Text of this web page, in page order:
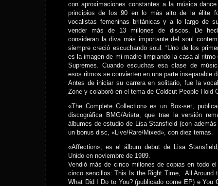
con aproximaciones constantes a la música
principios de los 90 en lo más alto de la élite
vocalistas femeninas británicas y a lo largo de
vender más de 13 millones de discos. De
consideran la diva más importante del soul
siempre creció escuchando soul. “Uno de los
es la imagen de mi madre limpiando la casa al
Supremes. Cuando escuchas esa clase de
esos ritmos se convierten en una parte inseparable
Antes de iniciar su carrera en solitario, fue la
Zone y colaboró en el tema de Coldcut People Hold
«The Complete Collection» es un Box-set,
discográfica BMG/Arista, que trae la versión
álbumes de estudio de Lisa Stansfield (con
un bonus disc, «Live/Rare/Mixed», con diez temas.
«Affection», es el álbum debut de Lisa
Unido en noviembre de 1989.
Vendió más de cinco millones de copias en todo
cinco sencillos: This Is the Right Time, All Around
What Did I Do to You? (publicado come EP) e You